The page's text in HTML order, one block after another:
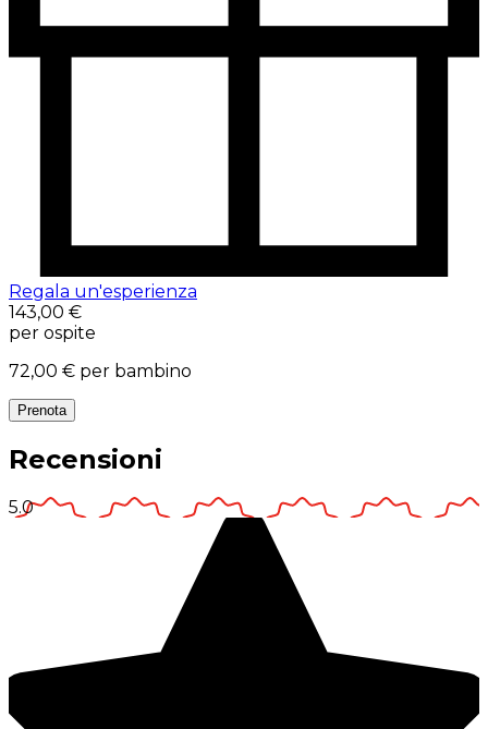
Regala un'esperienza
143,00 €
per ospite
72,00 € per bambino
Prenota
Recensioni
5.0